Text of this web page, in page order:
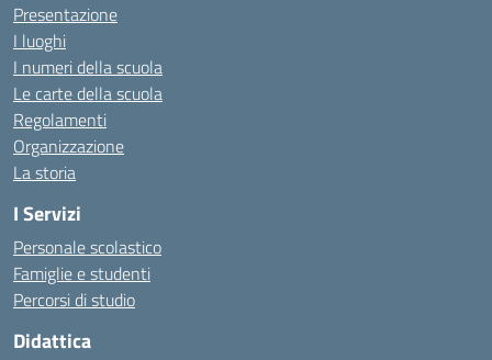
Presentazione
I luoghi
I numeri della scuola
Le carte della scuola
Regolamenti
Organizzazione
La storia
I Servizi
Personale scolastico
Famiglie e studenti
Percorsi di studio
Didattica